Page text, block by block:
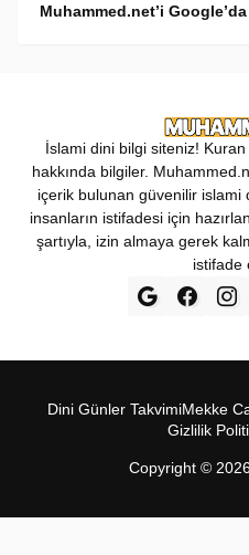
Muhammed.net’i
İslami dini bilgi siteniz! Kuran
hakkında bilgiler.
içerik bulunan güvenilir islami
insanların istifadesi için
şartıyla, izin almaya gerek
istifade
Copyright ©
Dini Günler TakvimiMekke
Gizlilik